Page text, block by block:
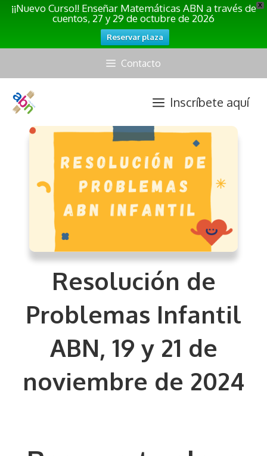
X
¡¡Nuevo Curso!! Enseñar Matemáticas ABN a través de
cuentos, 27 y 29 de octubre de 2026
Reservar plaza
contenido
Contacto
Inscríbete aquí
Resolución de
Problemas Infantil
ABN, 19 y 21 de
noviembre de 2024